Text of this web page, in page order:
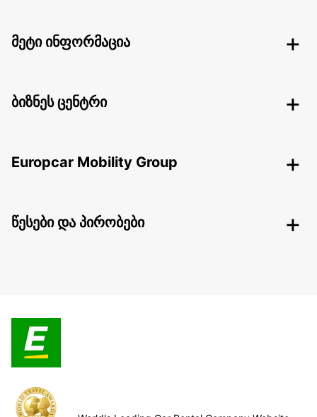
მეტი ინფორმაცია
ბიზნეს ცენტრი
Europcar Mobility Group
წესები და პირობები